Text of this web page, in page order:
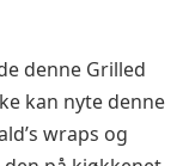
denne Grilled
kan nyte denne
wraps og